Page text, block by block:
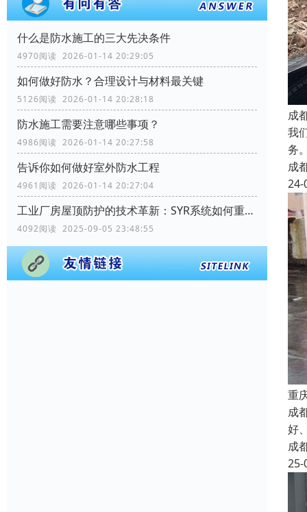
什么是防水施工的三大先决条件
4970阅读 2026-01-14 20:29:05
如何做好防水？合理设计与材料最关键
5126阅读 2026-01-14 20:28:18
防水施工需要注意哪些事项？
4986阅读 2026-01-14 20:27:58
告诉你如何做好室外防水工程
4961阅读 2026-01-14 20:27:04
工业厂房屋顶防护的技术革新：SYR系统如何重塑行业标准
4092阅读 2025-09-05 23:48:55
成
我
务
成
24-
重
成
好
成
25-